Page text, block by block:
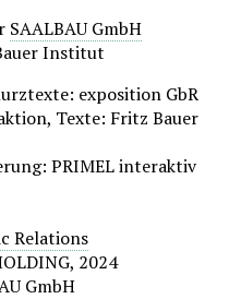
SAALBAU GmbH
Institut
exposition GbR
Texte: Fritz Bauer
PRIMEL interaktiv
Relations
2024
GmbH